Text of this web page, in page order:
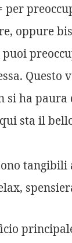
per
oppure
puoi
Questo
si ha
sta il